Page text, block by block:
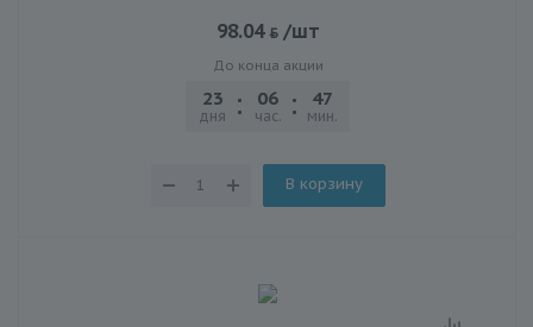
98.04 /шт
До конца акции
23
дня
06
час.
47
мин.
В корзину